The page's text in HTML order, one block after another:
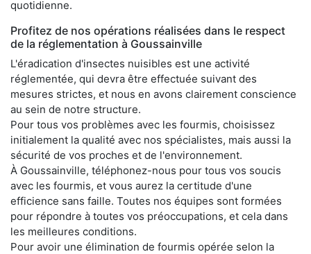
quotidienne.
Profitez de nos opérations réalisées dans le respect
de la réglementation à Goussainville
L'éradication d'insectes nuisibles est une activité
réglementée, qui devra être effectuée suivant des
mesures strictes, et nous en avons clairement conscience
au sein de notre structure.
Pour tous vos problèmes avec les fourmis, choisissez
initialement la qualité avec nos spécialistes, mais aussi la
sécurité de vos proches et de l'environnement.
À Goussainville, téléphonez-nous pour tous vos soucis
avec les fourmis, et vous aurez la certitude d'une
efficience sans faille. Toutes nos équipes sont formées
pour répondre à toutes vos préoccupations, et cela dans
les meilleures conditions.
Pour avoir une élimination de fourmis opérée selon la